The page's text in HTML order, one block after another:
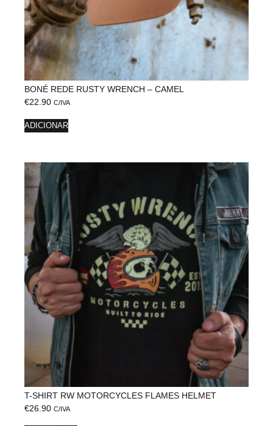
BONÉ REDE RUSTY WRENCH – CAMEL
€22.90 C/IVA
ADICIONAR
T-SHIRT RW MOTORCYCLES FLAMES HELMET
€26.90 C/IVA